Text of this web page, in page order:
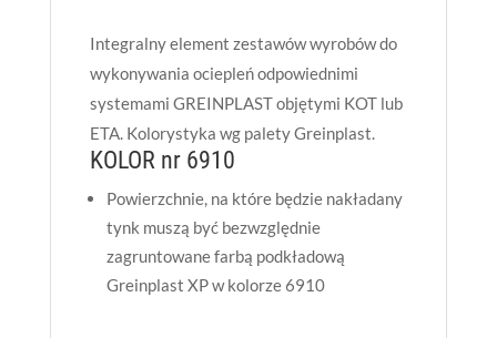
Integralny element zestawów wyrobów do
wykonywania ociepleń odpowiednimi
systemami GREINPLAST objętymi KOT lub
ETA. Kolorystyka wg palety Greinplast.
KOLOR nr 6910
Powierzchnie, na które będzie nakładany
tynk muszą być bezwzględnie
zagruntowane farbą podkładową
Greinplast XP w kolorze 6910